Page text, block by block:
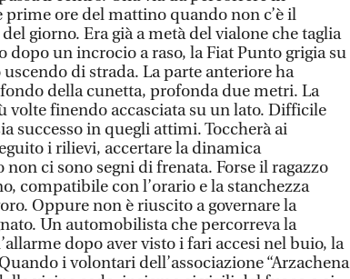
ore del mattino quando non c’è il
giorno. Era già a metà del vialone che taglia
dopo un incrocio a raso, la Fiat Punto grigia su
di strada. La parte anteriore ha
della cunetta, profonda due metri. La
volte finendo accasciata su un lato. Difficile
successo in quegli attimi. Toccherà ai
i rilievi, accertare la dinamica
non ci sono segni di frenata. Forse il ragazzo
compatibile con l’orario e la stanchezza
Oppure non è riuscito a governare la
Un automobilista che percorreva la
dopo aver visto i fari accesi nel buio, la
i volontari dell’associazione “Arzachena